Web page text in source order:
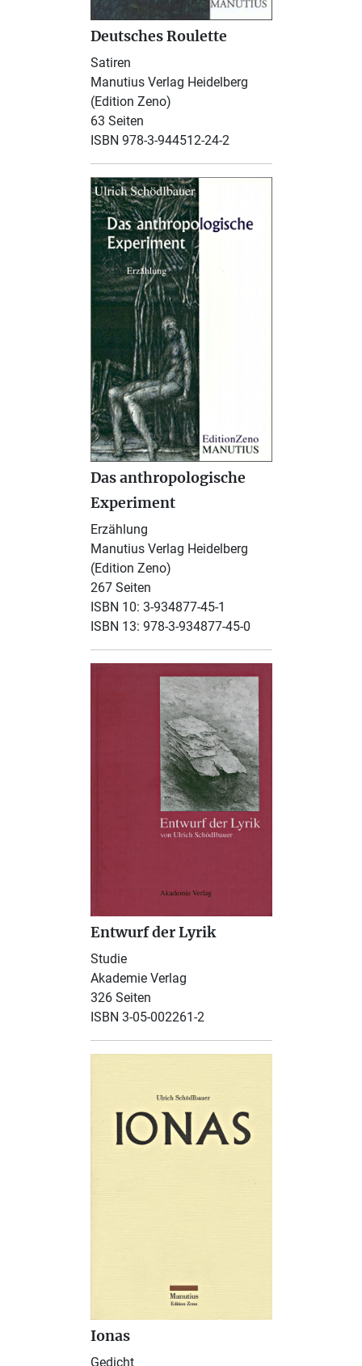
Deutsches Roulette
Satiren
Manutius Verlag Heidelberg
(Edition Zeno)
63 Seiten
ISBN 978-3-944512-24-2
Das anthropologische
Experiment
Erzählung
Manutius Verlag Heidelberg
(Edition Zeno)
267 Seiten
ISBN 10: 3-934877-45-1
ISBN 13: 978-3-934877-45-0
Entwurf der Lyrik
Studie
Akademie Verlag
326 Seiten
ISBN 3-05-002261-2
Ionas
Gedicht